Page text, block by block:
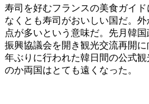
寿司を好むフランスの美食ガイ
なくとも寿司がおいしい国だ。
点が多いという意味だ。先月韓
振興協議会を開き観光交流再開
年ぶりに行われた韓日間の公式
のか両国はとても遠くなった。